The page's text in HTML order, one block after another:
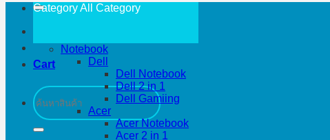
Cart
Search
for:
Category All Category
Notebook
Dell
Dell Notebook
Dell 2 in 1
Dell Gamiing
Acer
Acer Notebook
Acer 2 in 1